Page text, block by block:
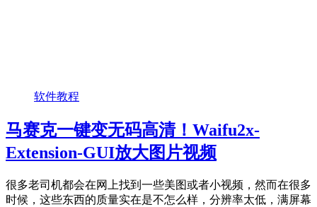
软件教程
马赛克一键变无码高清！Waifu2x-
Extension-GUI放大图片视频
很多老司机都会在网上找到一些美图或者小视频，然而在很多
时候，这些东西的质量实在是不怎么样，分辨率太低，满屏幕